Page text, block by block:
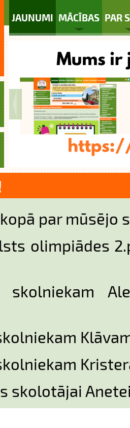
JAUNUMI MĀCĪBAS PAR
par mūsējo
olimpiādes
skolniekam
skolotājai